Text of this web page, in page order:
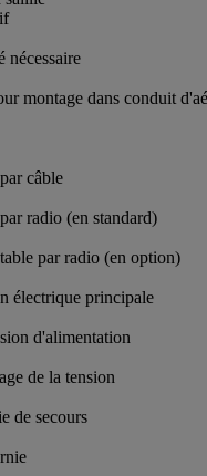
nécessaire
montage dans conduit
câble
radio (en standard)
par radio (en option)
électrique principale
d'alimentation
de la tension
de secours